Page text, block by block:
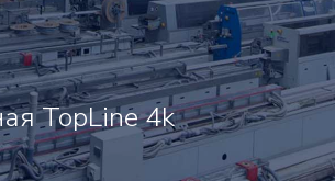
TopLine 4k